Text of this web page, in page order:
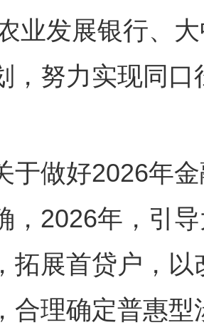
业发展银行、
，努力实现同
做好2026年金
，2026年，引
拓展首贷户，
合理确定普惠